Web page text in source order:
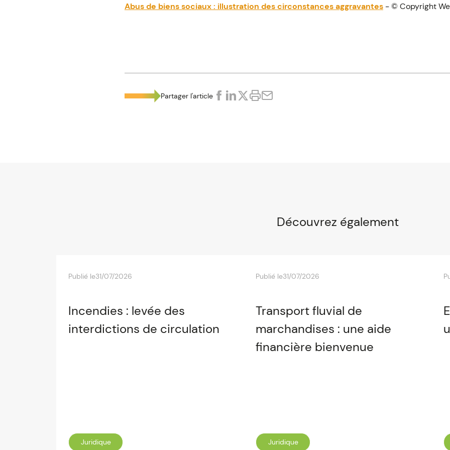
Abus de biens sociaux : illustration des circonstances aggravantes - © Copyright
Partager l'article
Découvrez également
Publié le31/07/2026
Incendies : levée des
interdictions de circulation
Juridique
Publié le31/07/2026
Transport fluvial de
marchandises : une aide
financière bienvenue
Juridique